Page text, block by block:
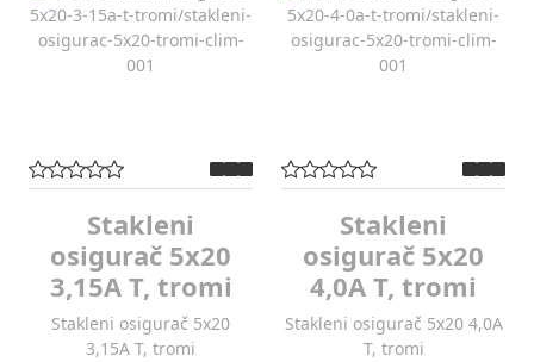
Stakleni
osigurač 5x20
3,15A T, tromi
Stakleni osigurač 5x20
3,15A T, tromi
Stakleni
osigurač 5x20
4,0A T, tromi
Stakleni osigurač 5x20 4,0A
T, tromi